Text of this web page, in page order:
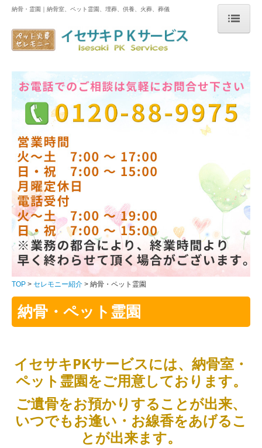
TOP
セレモニー紹介
納骨・ペット霊園
料金について
安置方法について
各種メモリアル商品
よくいただくご質問
ブログ
会社案内・アクセス
近隣の火葬施設情報
粉骨(パウダー)加工
粉骨配送
火葬・葬儀の流れ
納骨・霊園｜納骨室、ペット霊園、埋葬、供養、火葬、葬儀
TOP セレモニー紹介 納骨・ペット霊園
納骨・ペット霊園
イセサキPKサービスには、納骨室・
ペット霊園をご用意しております。
ご遺骨をお預かりすることが出来、
いつでもお逢い・お線香をあげるこ
とが出来ます。